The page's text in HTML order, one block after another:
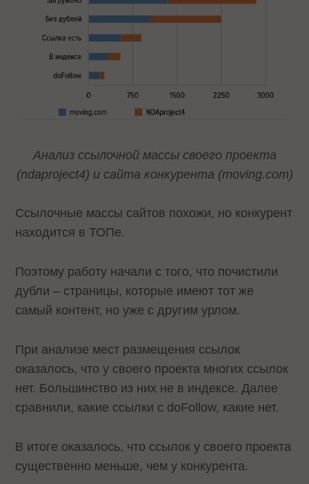
Анализ ссылочной массы своего проекта
(ndaproject4) и сайта конкурента (moving.com)
Ссылочные массы сайтов похожи, но конкурент
находится в ТОПе.
Поэтому работу начали с того, что почистили
дубли – страницы, которые имеют тот же
самый контент, но уже с другим урлом.
При анализе мест размещения ссылок
оказалось, что у своего проекта многих ссылок
нет. Большинство из них не в индексе. Далее
сравнили, какие ссылки с doFollow, какие нет.
В итоге оказалось, что ссылок у своего проекта
существенно меньше, чем у конкурента.